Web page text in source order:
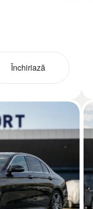
Închiriază